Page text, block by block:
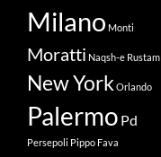
Milano Monti
Moratti Naqsh-e Rustam
New York Orlando
Palermo Pd
Persepoli Pippo Fava